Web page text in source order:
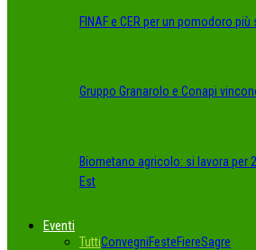
FINAF e CER per un pomodoro
Gruppo Granarolo e Conapi
Biometano agricolo: si lavora per
Est
Eventi
TuttiConvegniFesteFiereSagre